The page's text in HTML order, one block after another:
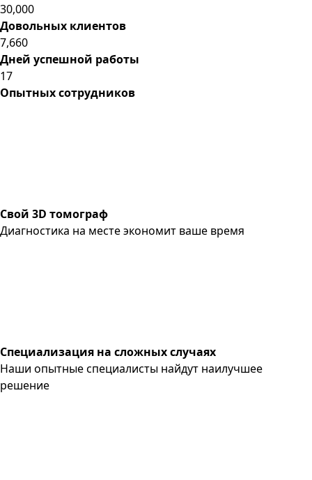
30,000
Довольных клиентов
7,660
Дней успешной работы
17
Опытных сотрудников
Свой 3D томограф
Диагностика на месте экономит ваше время
Специализация на сложных случаях
Наши опытные специалисты найдут наилучшее
решение